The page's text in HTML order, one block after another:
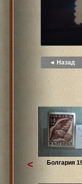
◄ Назад
Болгария
<